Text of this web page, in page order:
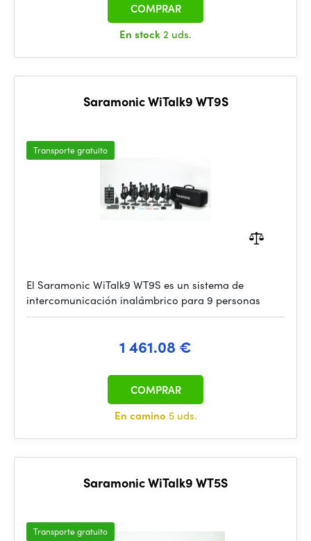
En stock2 uds.
COMPRAR
Saramonic WiTalk9 WT9S
Transporte gratuito
El Saramonic WiTalk9 WT9S es un sistema de
intercomunicación inalámbrico para 9 personas
1 461.08 €
En camino 5 uds.
COMPRAR
Saramonic WiTalk9 WT5S
Transporte gratuito